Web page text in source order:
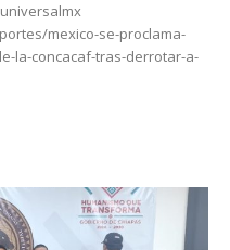
mexico-se-proclama-
la-concacaf-tras-derrotar-a-